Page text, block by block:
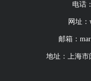
电话
网址：
邮箱：
地址：上海市